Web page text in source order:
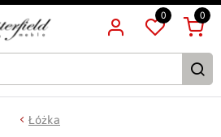
0 0
Łóżka